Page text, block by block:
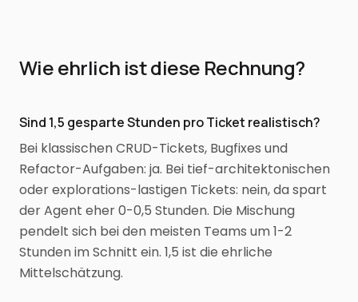
Wie ehrlich ist diese Rechnung?
Sind 1,5 gesparte Stunden pro Ticket realistisch?
Bei klassischen CRUD-Tickets, Bugfixes und
Refactor-Aufgaben: ja. Bei tief-architektonischen
oder explorations-lastigen Tickets: nein, da spart
der Agent eher 0-0,5 Stunden. Die Mischung
pendelt sich bei den meisten Teams um 1-2
Stunden im Schnitt ein. 1,5 ist die ehrliche
Mittelschätzung.